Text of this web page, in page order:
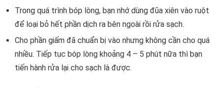
Trong quá trình bóp lòng, bạn nhớ dùng đũa xiên vào ruột
để loại bỏ hết phần dịch ra bên ngoài rồi rửa sạch.
Cho phần giấm đã chuẩn bị vào nhưng không cần cho quá
nhiều. Tiếp tục bóp lòng khoảng 4 – 5 phút nữa thì bạn
tiến hành rửa lại cho sạch là được.